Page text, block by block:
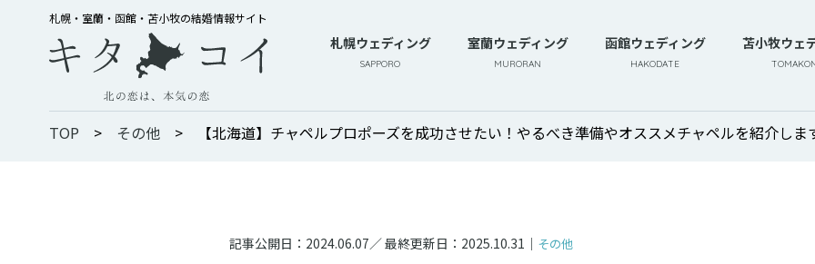
札幌・室蘭・函館・苫小牧の結婚情報サイト
札幌ウェディング
SAPPORO
室蘭ウェディング
MURORAN
函館ウェディング
HAKODATE
苫小牧ウェ
TOP > その他> 【北海道】チャペルプロポーズを成功させたい！やるべき準備やオススメチャペルを紹介しま
記事公開日： 2024.06.07／ 最終更新日： 2025.10.31 ｜ その他